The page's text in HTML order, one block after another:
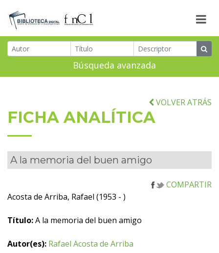
Búsqueda avanzada
VOLVER ATRÁS
FICHA ANALÍTICA
A la memoria del buen amigo
COMPARTIR
Acosta de Arriba, Rafael (1953 - )
Título:A la memoria del buen amigo
Autor(es): Rafael Acosta de Arriba